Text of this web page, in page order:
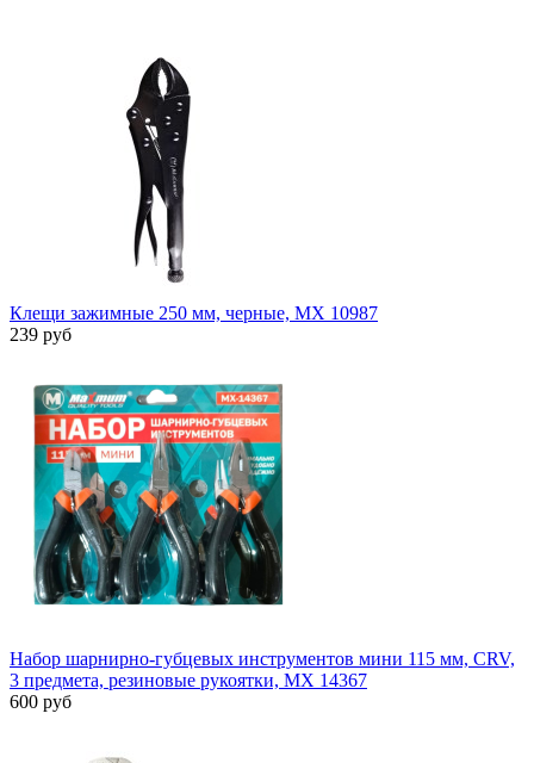
Клещи зажимные 250 мм, черные, MX 10987
239 руб
Набор шарнирно-губцевых инструментов мини 115 мм, CRV,
3 предмета, резиновые рукоятки, MX 14367
600 руб